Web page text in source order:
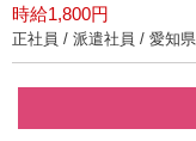
時給1,800円
正社員 / 派遣社員 / 愛知県